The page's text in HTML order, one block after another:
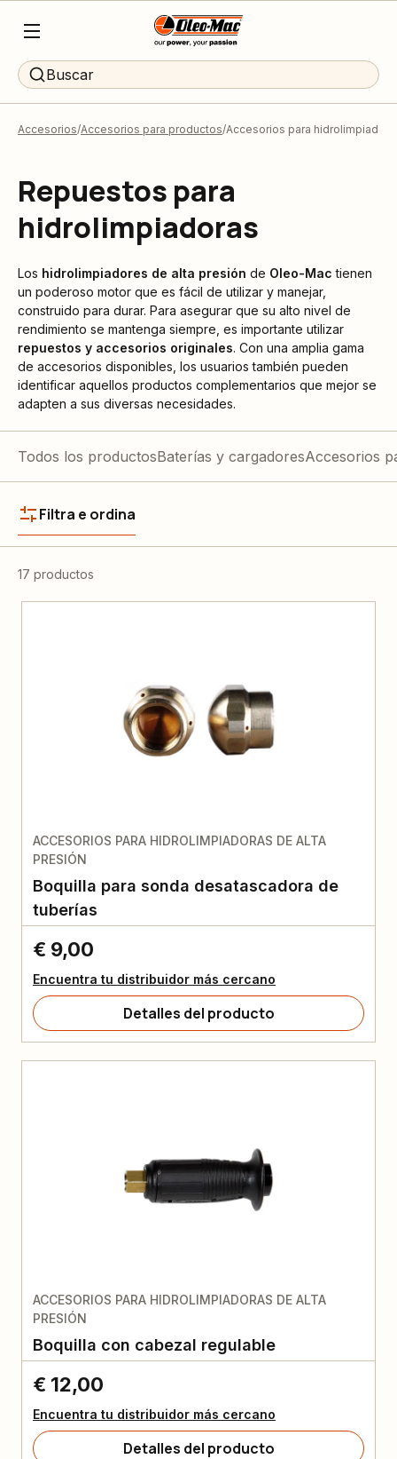
Buscar
Accesorios Accesorios para productos Accesorios para
Repuestos para
hidrolimpiadoras
Los hidrolimpiadores de alta presión de Oleo-Mac tienen
un poderoso motor que es fácil de utilizar y manejar,
construido para durar. Para asegurar que su alto nivel de
rendimiento se mantenga siempre, es importante utilizar
repuestos y accesorios originales. Con una amplia gama
de accesorios disponibles, los usuarios también pueden
identificar aquellos productos complementarios que mejor se
adapten a sus diversas necesidades.
Todos los productosBaterías y cargadoresAccesorios
Filtra e ordina
17 productos
ACCESORIOS PARA HIDROLIMPIADORAS DE ALTA
PRESIÓN
Boquilla para sonda desatascadora de
tuberías
€ 9,00
Encuentra tu distribuidor más cercano
Detalles del producto
ACCESORIOS PARA HIDROLIMPIADORAS DE ALTA
PRESIÓN
Boquilla con cabezal regulable
€ 12,00
Encuentra tu distribuidor más cercano
Detalles del producto